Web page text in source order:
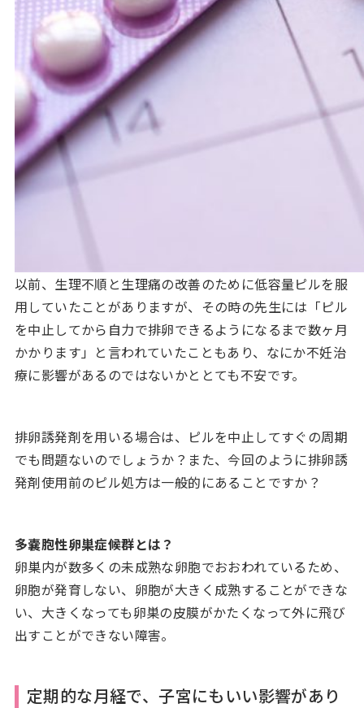
以前、生理不順と生理痛の改善のために低容量ピルを服
用していたことがありますが、その時の先生には「ピル
を中止してから自力で排卵できるようになるまで数ヶ月
かかります」と言われていたこともあり、なにか不妊治
療に影響があるのではないかととても不安です。
排卵誘発剤を用いる場合は、ピルを中止してすぐの周期
でも問題ないのでしょうか？また、今回のように排卵誘
発剤使用前のピル処方は一般的にあることですか？
多嚢胞性卵巣症候群とは？
卵巣内が数多くの未成熟な卵胞でおおわれているため、
卵胞が発育しない、卵胞が大きく成熟することができな
い、大きくなっても卵巣の皮膜がかたくなって外に飛び
出すことができない障害。
定期的な月経で、子宮にもいい影響があり